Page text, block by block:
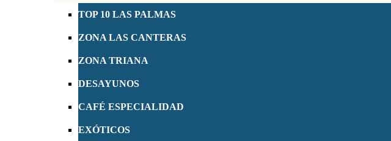
TOP 10 LAS PALMAS
ZONA LAS CANTERAS
ZONA TRIANA
DESAYUNOS
CAFÉ ESPECIALIDAD
EXÓTICOS